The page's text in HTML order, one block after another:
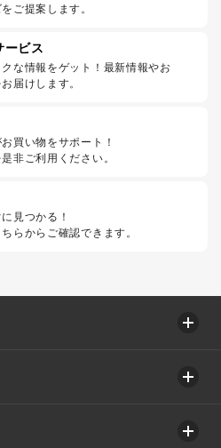
ご提案します。
ービス
な情報をゲット！最新情報やお
届けします。
買い物をサポート！
非ご利用ください。
見つかる！
らからご確認できます。